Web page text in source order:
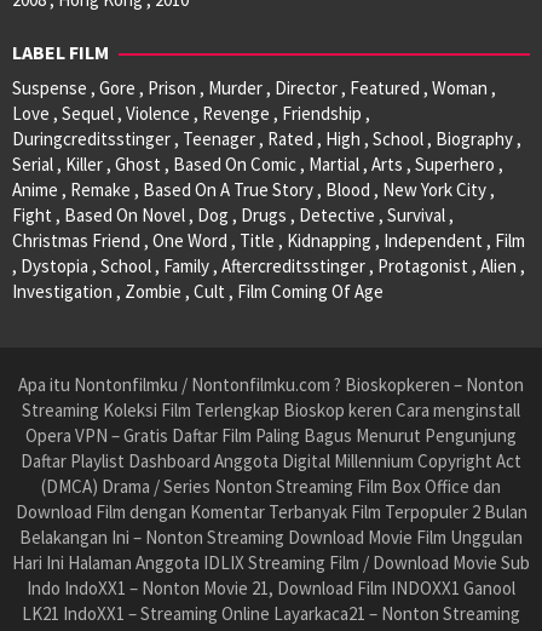
LABEL FILM
Suspense , Gore , Prison , Murder , Director , Featured , Woman ,
Love , Sequel , Violence , Revenge , Friendship ,
Duringcreditsstinger , Teenager , Rated , High , School , Biography ,
Serial , Killer , Ghost , Based On Comic , Martial , Arts , Superhero ,
Anime , Remake , Based On A True Story , Blood , New York City ,
Fight , Based On Novel , Dog , Drugs , Detective , Survival ,
Christmas Friend , One Word , Title , Kidnapping , Independent , Film
, Dystopia , School , Family , Aftercreditsstinger , Protagonist , Alien ,
Investigation , Zombie , Cult , Film Coming Of Age
Apa itu Nontonfilmku / Nontonfilmku.com ? Bioskopkeren – Nonton
Streaming Koleksi Film Terlengkap Bioskop keren Cara menginstall
Opera VPN – Gratis Daftar Film Paling Bagus Menurut Pengunjung
Daftar Playlist Dashboard Anggota Digital Millennium Copyright Act
(DMCA) Drama / Series Nonton Streaming Film Box Office dan
Download Film dengan Komentar Terbanyak Film Terpopuler 2 Bulan
Belakangan Ini – Nonton Streaming Download Movie Film Unggulan
Hari Ini Halaman Anggota IDLIX Streaming Film / Download Movie Sub
Indo IndoXX1 – Nonton Movie 21, Download Film INDOXX1 Ganool
LK21 IndoXX1 – Streaming Online Layarkaca21 – Nonton Streaming